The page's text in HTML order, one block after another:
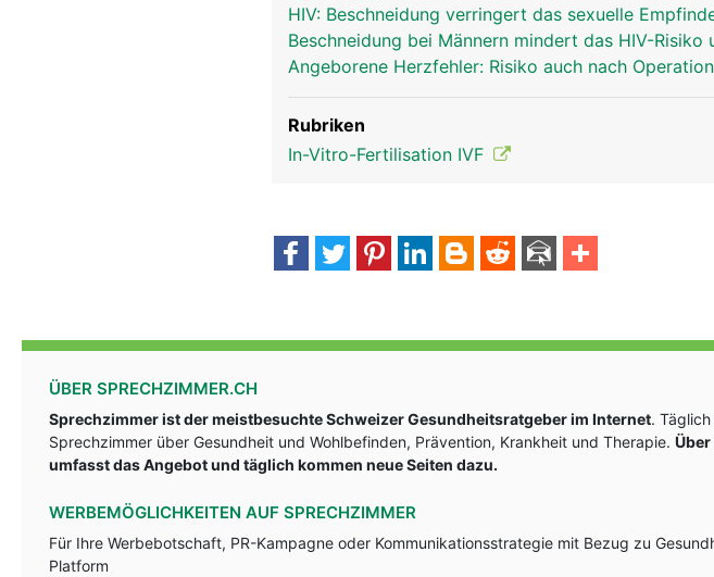
HIV: Beschneidung verringert das sexuelle
Beschneidung bei Männern mindert das HIV-Risiko
Angeborene Herzfehler: Risiko auch nach Operation
Rubriken
In-Vitro-Fertilisation IVF
ÜBER SPRECHZIMMER.CH
Sprechzimmer ist der meistbesuchte Schweizer Gesundheitsratgeber im Internet.
Sprechzimmer über Gesundheit und Wohlbefinden, Prävention, Krankheit und Therapie.
umfasst das Angebot und täglich kommen neue Seiten dazu.
WERBEMÖGLICHKEITEN AUF SPRECHZIMMER
Für Ihre Werbebotschaft, PR-Kampagne oder Kommunikationsstrategie mit Bezug zu
Platform